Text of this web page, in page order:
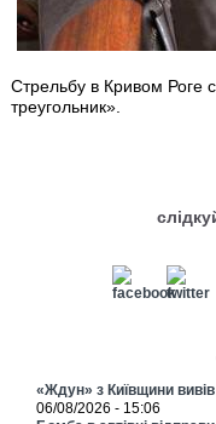
Стрельбу в Кривом Роге
треугольник».
«Ждун» з Київщини
06/08/2026 - 15:06